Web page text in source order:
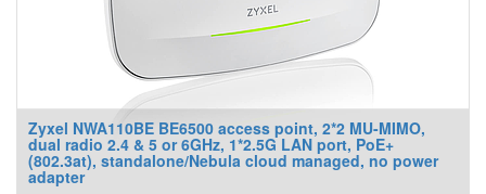
Zyxel NWA110BE BE6500 access point, 2*2 MU-MIMO,
dual radio 2.4 & 5 or 6GHz, 1*2.5G LAN port, PoE+
(802.3at), standalone/Nebula cloud managed, no power
adapter